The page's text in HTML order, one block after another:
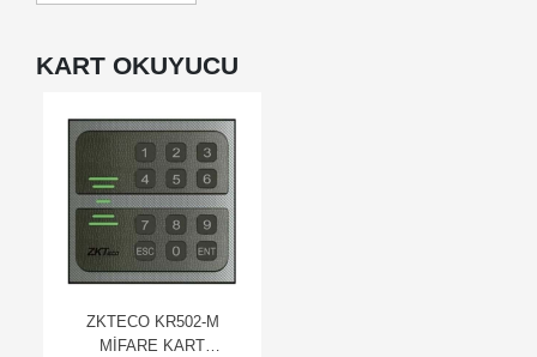
KART OKUYUCU
ZKTECO KR502-M
MİFARE KART